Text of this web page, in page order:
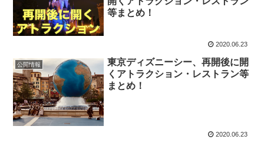
等まとめ！
2020.06.23
公開情報
東京ディズニーシー、再開後に開
くアトラクション・レストラン等
まとめ！
2020.06.23